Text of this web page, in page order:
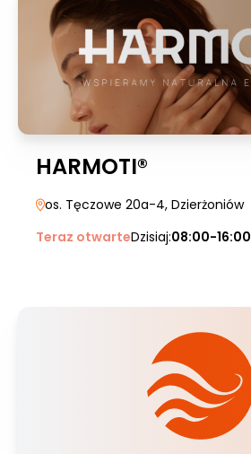
HARMOTI®
os. Tęczowe 20a-4, Dzierżoniów
Teraz otwarteDzisiaj:08:00-16:00